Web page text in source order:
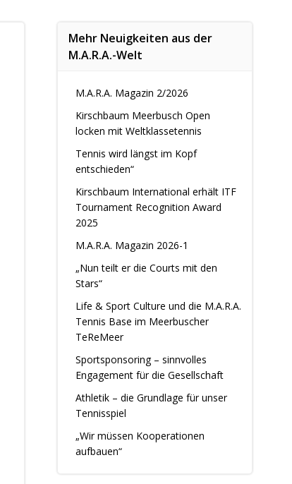
Mehr Neuigkeiten aus der
M.A.R.A.-Welt
M.A.R.A. Magazin 2/2026
Kirschbaum Meerbusch Open
locken mit Weltklassetennis
Tennis wird längst im Kopf
entschieden“
Kirschbaum International erhält ITF
Tournament Recognition Award
2025
M.A.R.A. Magazin 2026-1
„Nun teilt er die Courts mit den
Stars“
Life & Sport Culture und die M.A.R.A.
Tennis Base im Meerbuscher
TeReMeer
Sportsponsoring – sinnvolles
Engagement für die Gesellschaft
Athletik – die Grundlage für unser
Tennisspiel
„Wir müssen Kooperationen
aufbauen“